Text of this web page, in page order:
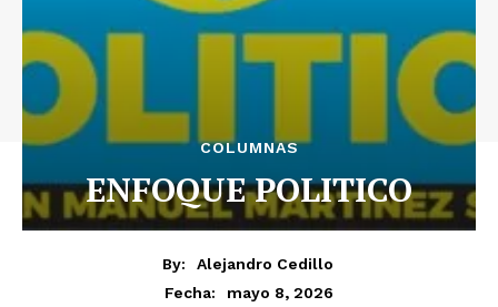
COLUMNAS
ENFOQUE POLITICO
By:
Alejandro Cedillo
Fecha:
mayo 8, 2026